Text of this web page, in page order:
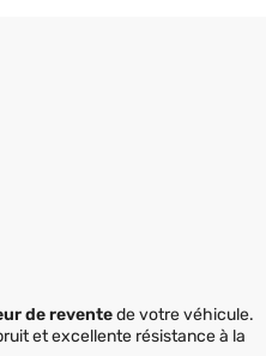
de reventede votre véhicule.
et excellente résistance à la